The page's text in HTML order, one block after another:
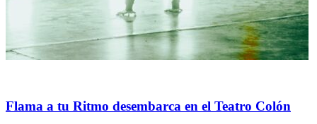
Flama a tu Ritmo desembarca en el Teatro Colón